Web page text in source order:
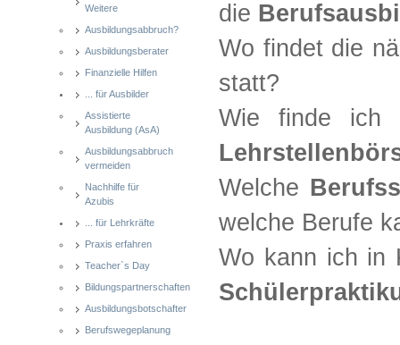
Weitere
Ausbildungsabbruch?
Ausbildungsberater
Finanzielle Hilfen
... für Ausbilder
Assistierte
Ausbildung (AsA)
Ausbildungsabbruch
vermeiden
Nachhilfe für
Azubis
... für Lehrkräfte
Praxis erfahren
Teacher`s Day
Bildungspartnerschaften
Ausbildungsbotschafter
Berufswegeplanung
die
Wo findet die
statt?
Wie finde ich
Welche
welche Berufe
Wo kann ich in